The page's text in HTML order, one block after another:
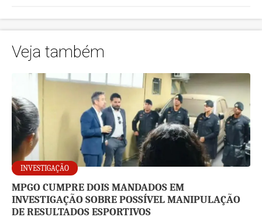
Veja também
INVESTIGAÇÃO
MPGO CUMPRE DOIS MANDADOS EM
INVESTIGAÇÃO SOBRE POSSÍVEL MANIPULAÇÃO
DE RESULTADOS ESPORTIVOS